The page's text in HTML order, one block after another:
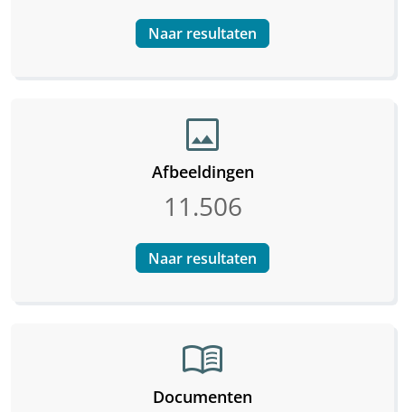
Naar resultaten
image
Afbeeldingen
11.506
Naar resultaten
menu_book
Documenten